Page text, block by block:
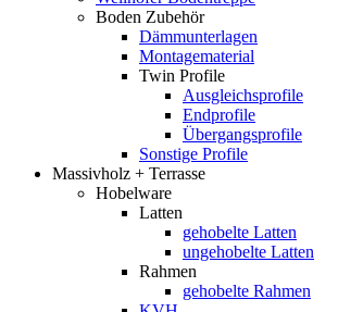
Boden Zubehör
Dämmunterlagen
Montagematerial
Twin Profile
Ausgleichsprofile
Endprofile
Übergangsprofile
Sonstige Profile
Massivholz + Terrasse
Hobelware
Latten
gehobelte Latten
ungehobelte Latten
Rahmen
gehobelte Rahmen